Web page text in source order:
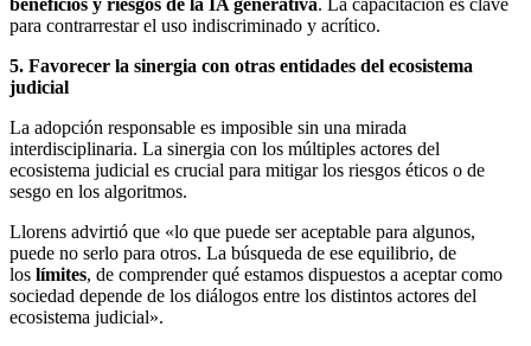
beneficios y riesgos de la IA generativa. La capacitación es clave
para contrarrestar el uso indiscriminado y acrítico.
5. Favorecer la sinergia con otras entidades del ecosistema
judicial
La adopción responsable es imposible sin una mirada
interdisciplinaria. La sinergia con los múltiples actores del
ecosistema judicial es crucial para mitigar los riesgos éticos o de
sesgo en los algoritmos.
Llorens advirtió que «lo que puede ser aceptable para algunos,
puede no serlo para otros. La búsqueda de ese equilibrio, de
los límites, de comprender qué estamos dispuestos a aceptar como
sociedad depende de los diálogos entre los distintos actores del
ecosistema judicial».